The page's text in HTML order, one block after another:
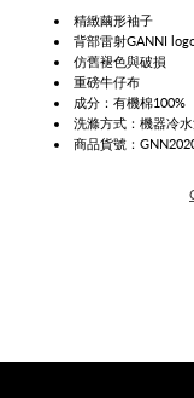
精緻繭形袖子
背部雷射GANNI
仿舊褪色與破損
重磅牛仔布
成分：有機棉100%
洗滌方式：機器冷
商品貨號：